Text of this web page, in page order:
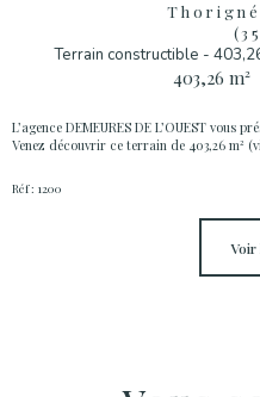
Terrain constructible -
403,26 m²
L’agence DEMEURES DE L’OUEST vous
Venez découvrir ce terrain de 403,26 m²
Réf : 1200